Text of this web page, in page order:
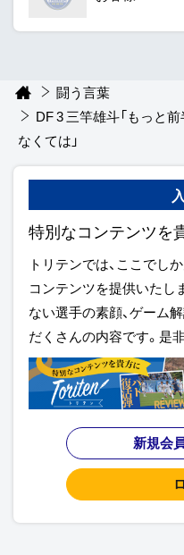
闘う言葉
DF 3 三竿雄斗「もっと
なくては」
特別なコンテンツを
トリテンでは、ここでし
コンテンツを提供いたし
ない選手の素顔、ゲーム
だくさんの内容です。是
新規会